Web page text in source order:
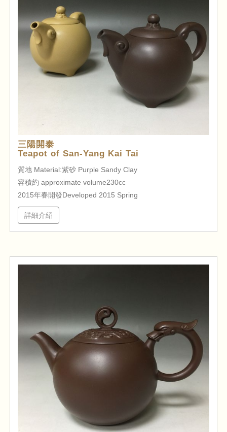
三陽開泰
Teapot of San-Yang Kai Tai
質地 Material:紫砂 Purple Sandy Clay
容積約 approximate volume230cc
2015年春開發Developed 2015 Spring
詳細介紹